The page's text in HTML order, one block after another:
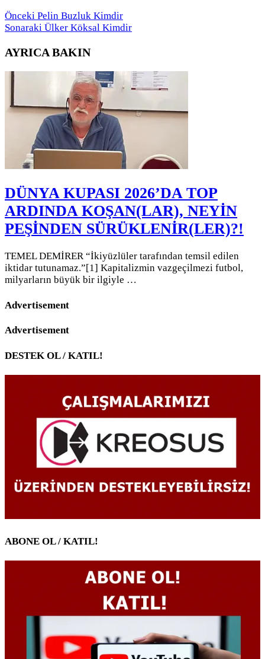
Önceki Pelin Buzluk Kimdir
Sonaraki Ülker Köksal Kimdir
AYRICA BAKIN
DÜNYA KUPASI 2026’DA TOP
ARDINDA KOŞAN(LAR), NEYİN
PEŞİNDEN SÜRÜKLENİR(LER)?!
TEMEL DEMİRER “İkiyüzlüler tarafından temsil edilen
iktidar tutunamaz.”[1] Kapitalizmin vazgeçilmezi futbol,
milyarların büyük bir ilgiyle …
Advertisement
Advertisement
DESTEK OL / KATIL!
ABONE OL / KATIL!